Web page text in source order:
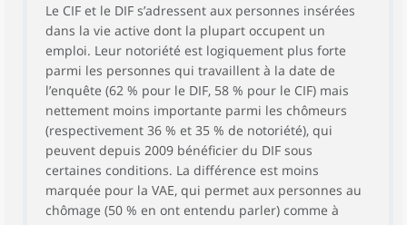
Le CIF et le DIF s’adressent aux personnes insérées
dans la vie active dont la plupart occupent un
emploi. Leur notoriété est logiquement plus forte
parmi les personnes qui travaillent à la date de
l’enquête (62 % pour le DIF, 58 % pour le CIF) mais
nettement moins importante parmi les chômeurs
(respectivement 36 % et 35 % de notoriété), qui
peuvent depuis 2009 bénéficier du DIF sous
certaines conditions. La différence est moins
marquée pour la VAE, qui permet aux personnes au
chômage (50 % en ont entendu parler) comme à